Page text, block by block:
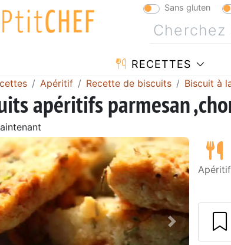
Sans gluten
RECETTES
Apéritif Recette de biscuits Biscuit à
apéritifs parmesan
Suivant
Apéritif